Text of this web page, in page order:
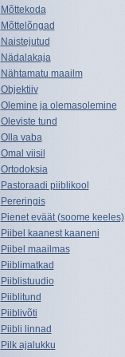
Mõttekoda
Mõttelõngad
Naistejutud
Nädalakaja
Nähtamatu maailm
Objektiiv
Olemine ja olemasolemine
Oleviste tund
Olla vaba
Omal viisil
Ortodoksia
Pastoraadi piiblikool
Pereringis
Pienet eväät (soome keeles)
Piibel kaanest kaaneni
Piibel maailmas
Piiblimatkad
Piiblistuudio
Piiblitund
Piiblivõti
Piibli linnad
Pilk ajalukku